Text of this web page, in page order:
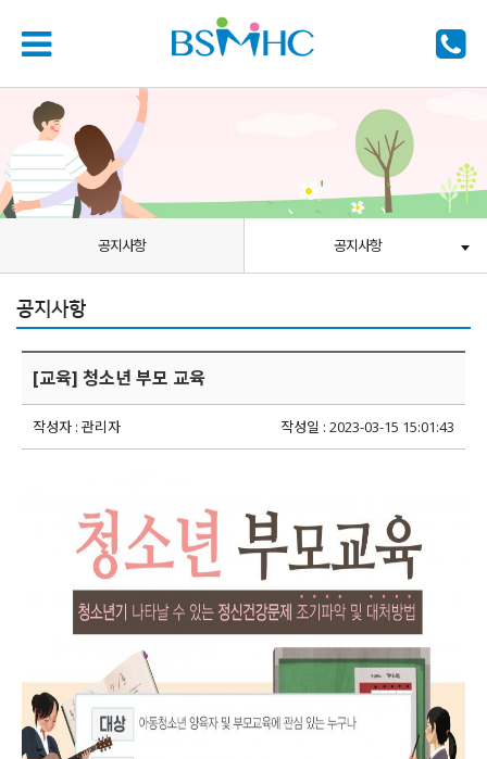
공지사항 공지사항
공지사항
[교육] 청소년 부모 교육
작성자 : 관리자 작성일 : 2023-03-15 15:01:43